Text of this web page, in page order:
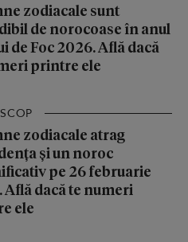
zodiacale sunt
de norocoase în anul
de Foc 2026. Află dacă
printre ele
zodiacale atrag
și un noroc
pe 26 februarie
Află dacă te numeri
ele